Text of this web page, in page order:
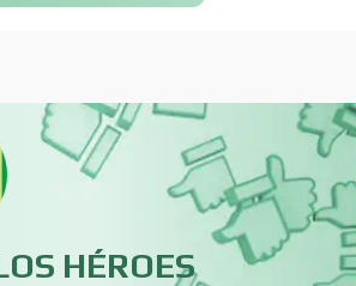
Buceo
Cámaras de
HÉROES